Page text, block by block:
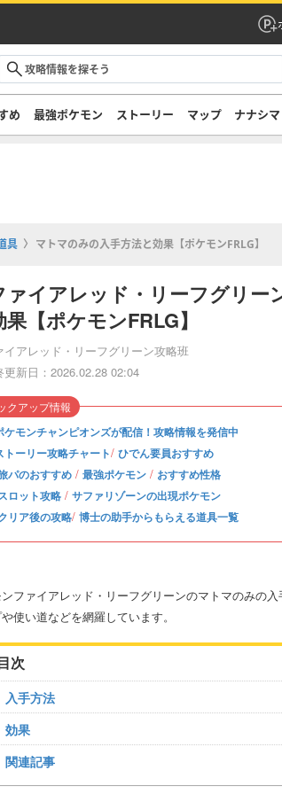
め 最強ポケモン ストーリー マップ ナナシマ
具 マトマのみの入手方法と効果【ポケモンFRLG】
ァイアレッド・リーフグリ
果【ポケモンFRLG】
イアレッド・リーフグリーン攻略班
更新日：2026.02.28 02:04
ケモンチャンピオンズが配信！攻略情報を発信中
トーリー攻略チャート/ ひでん要員おすすめ
パのおすすめ / 最強ポケモン / おすすめ性格
ロット攻略 / サファリゾーンの出現ポケモン
リア後の攻略/ 博士の助手からもらえる道具一覧
クアップ情報
ファイアレッド・リーフグリーンのマトマのみの
使い道などを網羅しています。
次
入手方法
効果
関連記事